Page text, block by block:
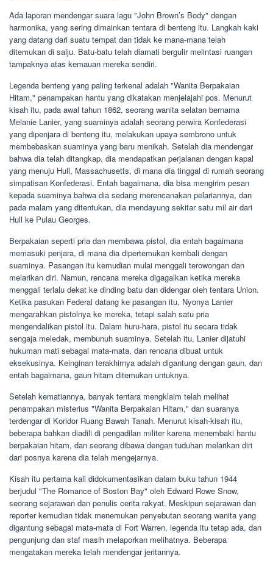
Ada laporan mendengar suara lagu "John Brown’s Body" dengan
harmonika, yang sering dimainkan tentara di benteng itu. Langkah kaki
yang datang dari suatu tempat dan tidak ke mana-mana telah
ditemukan di salju. Batu-batu telah diamati bergulir melintasi ruangan
tampaknya atas kemauan mereka sendiri.
Legenda benteng yang paling terkenal adalah "Wanita Berpakaian
Hitam," penampakan hantu yang dikatakan menjelajahi pos. Menurut
kisah itu, pada awal tahun 1862, seorang wanita selatan bernama
Melanie Lanier, yang suaminya adalah seorang perwira Konfederasi
yang dipenjara di benteng itu, melakukan upaya sembrono untuk
membebaskan suaminya yang baru menikah. Setelah dia mendengar
bahwa dia telah ditangkap, dia mendapatkan perjalanan dengan kapal
yang menuju Hull, Massachusetts, di mana dia tinggal di rumah seorang
simpatisan Konfederasi. Entah bagaimana, dia bisa mengirim pesan
kepada suaminya bahwa dia sedang merencanakan pelariannya, dan
pada malam yang ditentukan, dia mendayung sekitar satu mil air dari
Hull ke Pulau Georges.
Berpakaian seperti pria dan membawa pistol, dia entah bagaimana
memasuki penjara, di mana dia dipertemukan kembali dengan
suaminya. Pasangan itu kemudian mulai menggali terowongan dan
melarikan diri. Namun, rencana mereka digagalkan ketika mereka
menggali terlalu dekat ke dinding batu dan didengar oleh tentara Union.
Ketika pasukan Federal datang ke pasangan itu, Nyonya Lanier
mengarahkan pistolnya ke mereka, tetapi salah satu pria
mengendalikan pistol itu. Dalam huru-hara, pistol itu secara tidak
sengaja meledak, membunuh suaminya. Setelah itu, Lanier dijatuhi
hukuman mati sebagai mata-mata, dan rencana dibuat untuk
eksekusinya. Keinginan terakhirnya adalah digantung dengan gaun, dan
entah bagaimana, gaun hitam ditemukan untuknya.
Setelah kematiannya, banyak tentara mengklaim telah melihat
penampakan misterius "Wanita Berpakaian Hitam," dan suaranya
terdengar di Koridor Ruang Bawah Tanah. Menurut kisah-kisah itu,
beberapa bahkan diadili di pengadilan militer karena menembaki hantu
berpakaian hitam, dan seorang dibawa dengan tuduhan melarikan diri
dari posnya karena dia telah mengejarnya.
Kisah itu pertama kali didokumentasikan dalam buku tahun 1944
berjudul "The Romance of Boston Bay" oleh Edward Rowe Snow,
seorang sejarawan dan penulis cerita rakyat. Meskipun sejarawan dan
reporter kemudian tidak menemukan penyebutan seorang wanita yang
digantung sebagai mata-mata di Fort Warren, legenda itu tetap ada, dan
pengunjung dan staf masih melaporkan melihatnya. Beberapa
mengatakan mereka telah mendengar jeritannya.